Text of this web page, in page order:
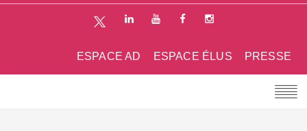
PRESSE
ESPACE ÉLUS
ESPACE AD